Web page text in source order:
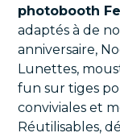
photobooth
adaptés à de
anniversaire,
Lunettes,
fun sur tiges
conviviales et
Réutilisables,